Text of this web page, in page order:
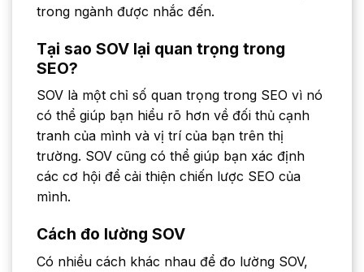
trong ngành được nhắc đến.
Tại sao SOV lại quan trọng trong
SEO?
SOV là một chỉ số quan trọng trong SEO vì nó
có thể giúp bạn hiểu rõ hơn về đối thủ cạnh
tranh của mình và vị trí của bạn trên thị
trường. SOV cũng có thể giúp bạn xác định
các cơ hội để cải thiện chiến lược SEO của
mình.
Cách đo lường SOV
Có nhiều cách khác nhau để đo lường SOV,